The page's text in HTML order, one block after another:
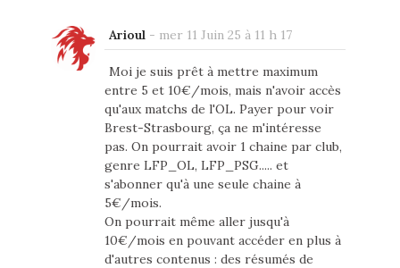
Arioul - mer 11 Juin 25 à 11 h 17
Moi je suis prêt à mettre maximum
entre 5 et 10€/mois, mais n'avoir accès
qu'aux matchs de l'OL. Payer pour voir
Brest-Strasbourg, ça ne m'intéresse
pas. On pourrait avoir 1 chaine par club,
genre LFP_OL, LFP_PSG..... et
s'abonner qu'à une seule chaine à
5€/mois.
On pourrait même aller jusqu'à
10€/mois en pouvant accéder en plus à
d'autres contenus : des résumés de